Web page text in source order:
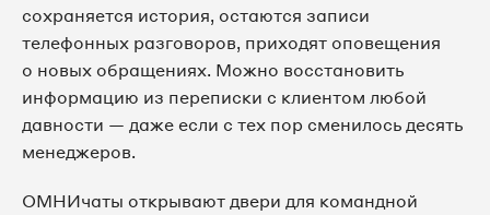
сохраняется история, остаются записи
телефонных разговоров, приходят оповещения
о новых обращениях. Можно восстановить
информацию из переписки с клиентом любой
давности — даже если с тех пор сменилось десять
менеджеров.
ОМНИчаты открывают двери для командной